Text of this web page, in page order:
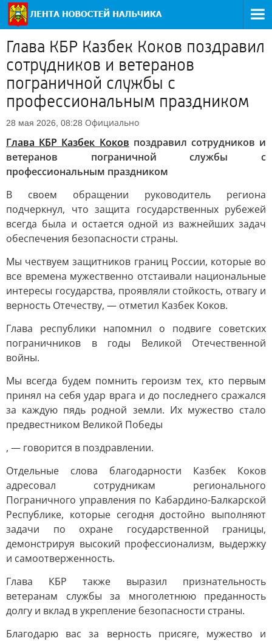
Глава КБР Казбек Коков поздравил
сотрудников и ветеранов
пограничной службы с
профессиональным праздником
28 мая 2026, 08:28 Официально
Глава КБР Казбек Коков поздравил сотрудников и
ветеранов пограничной службы с
профессиональным праздником
В своем обращении руководитель региона
подчеркнул, что защита государственных рубежей
всегда была и остается одной из важнейших задач
обеспечения безопасности страны.
Мы чествуем защитников границ России, которые во
все времена мужественно отстаивали национальные
интересы государства, проявляли стойкость, отвагу и
верность Отечеству, — отметил Казбек Коков.
Глава республики напомнил о подвиге советских
пограничников в годы Великой Отечественной
войны.
Мы всегда будем помнить героизм тех, кто первым
принял на себя удар врага и до последнего сражался
за каждую пядь родной земли. Их мужество стало
предвестником Великой Победы
, — говорится в поздравлении.
Отдельные слова благодарности Казбек Коков
адресовал сотрудникам регионального
Пограничного управления по Кабардино-Балкарской
Республике, которые сегодня достойно выполняют
задачи по охране государственной границы,
демонстрируя высокий профессионализм, выдержку
и самоотверженность.
Глава КБР также выразил признательность
ветеранам службы за многолетнюю преданность
долгу и вклад в укрепление безопасности страны.
Благодарю вас за верность присяге, мужество и